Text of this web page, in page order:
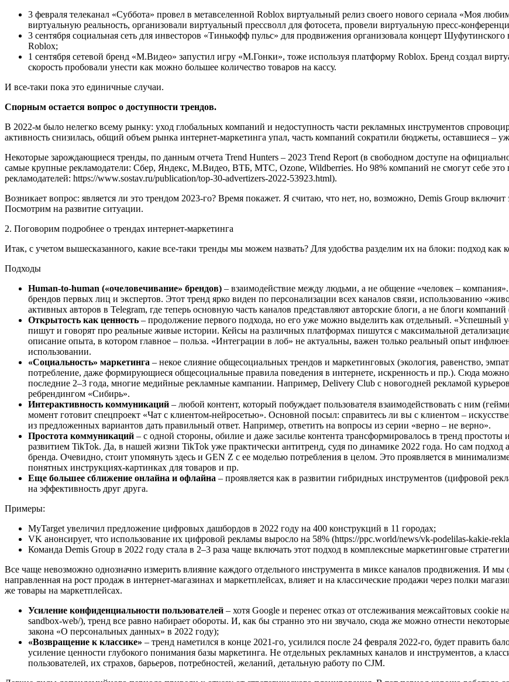
3 февраля телеканал «Суббота» провел в метавселенной Roblox виртуальный релиз своего нового сериала «Моя
виртуальную реальность, организовали виртуальный прессволл для фотосета, провели виртуальную пресс-
3 сентября социальная сеть для инвесторов «Тинькофф пульс» для продвижения организовала концерт
Roblox;
1 сентября сетевой бренд «М.Видео» запустил игру «М.Гонки», тоже используя платформу Roblox. Бренд создал
скорость пробовали унести как можно большее количество товаров на кассу.
И все-таки пока это единичные случаи.
Спорным остается вопрос о доступности трендов.
В 2022-м было нелегко всему рынку: уход глобальных компаний и недоступность части рекламных инструментов
активность снизилась, общий объем рынка интернет-маркетинга упал, часть компаний сократили бюджеты, оставшиеся –
Некоторые зарождающиеся тренды, по данным отчета Trend Hunters – 2023 Trend Report (в свободном доступе на
самые крупные рекламодатели: Сбер, Яндекс, М.Видео, ВТБ, МТС, Ozone, Wildberries. Но 98% компаний не смогут себе это
рекламодателей: https://www.sostav.ru/publication/top-30-advertizers-2022-53923.html).
Возникает вопрос: является ли это трендом 2023-го? Время покажет. Я считаю, что нет, но, возможно, Demis Group
Посмотрим на развитие ситуации.
2. Поговорим подробнее о трендах интернет-маркетинга
Итак, с учетом вышесказанного, какие все-таки тренды мы можем назвать? Для удобства разделим их на блоки: подход
Подходы
Human-to-human («очеловечивание» брендов) – взаимодействие между людьми, а не общение «человек –
брендов первых лиц и экспертов. Этот тренд ярко виден по персонализации всех каналов связи, использованию
активных авторов в Telegram, где теперь основную часть каналов представляют авторские блоги, а не блоги
Открытость как ценность – продолжение первого подхода, но его уже можно выделить как отдельный. «Успешный
пишут и говорят про реальные живые истории. Кейсы на различных платформах пишутся с максимальной
описание опыта, в котором главное – польза. «Интеграции в лоб» не актуальны, важен только реальный опыт
использовании.
«Социальность» маркетинга – некое слияние общесоциальных трендов и маркетинговых (экология, равенство,
потребление, даже формирующиеся общесоциальные правила поведения в интернете, искренность и пр.). Сюда
последние 2–3 года, многие медийные рекламные кампании. Например, Delivery Club с новогодней рекламой
ребрендингом «Сибирь».
Интерактивность коммуникаций – любой контент, который побуждает пользователя взаимодействовать с ним
момент готовит спецпроект «Чат с клиентом-нейросетью». Основной посыл: справитесь ли вы с клиентом –
из предложенных вариантов дать правильный ответ. Например, ответить на вопросы из серии «верно – не верно».
Простота коммуникаций – с одной стороны, обилие и даже засилье контента трансформировалось в тренд
развитием TikTok. Да, в нашей жизни TikTok уже практически антитренд, судя по динамике 2022 года. Но сам подход
бренда. Очевидно, стоит упомянуть здесь и GEN Z с ее моделью потребления в целом. Это проявляется в
понятных инструкциях-картинках для товаров и пр.
Еще большее сближение онлайна и офлайна – проявляется как в развитии гибридных инструментов (цифровой
на эффективность друг друга.
Примеры:
MyTarget увеличил предложение цифровых дашбордов в 2022 году на 400 конструкций в 11 городах;
VK анонсирует, что использование их цифровой рекламы выросло на 58% (https://ppc.world/news/vk-podelilas-kakie-
Команда Demis Group в 2022 году стала в 2–3 раза чаще включать этот подход в комплексные маркетинговые
Все чаще невозможно однозначно измерить влияние каждого отдельного инструмента в миксе каналов продвижения. И
направленная на рост продаж в интернет-магазинах и маркетплейсах, влияет и на классические продажи через полки
же товары на маркетплейсах.
Усиление конфиденциальности пользователей – хотя Google и перенес отказ от отслеживания межсайтовых cookie
sandbox-web/), тренд все равно набирает обороты. И, как бы странно это ни звучало, сюда же можно отнести
закона «О персональных данных» в 2022 году);
«Возвращение к классике» – тренд наметился в конце 2021-го, усилился после 24 февраля 2022-го, будет править
усиление ценности глубокого понимания базы маркетинга. Не отдельных рекламных каналов и инструментов, а
пользователей, их страхов, барьеров, потребностей, желаний, детальную работу по CJM.